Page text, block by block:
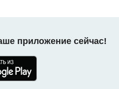
приложение сейчас!